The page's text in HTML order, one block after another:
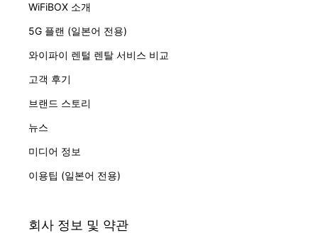
WiFiBOX 소개
5G 플랜 (일본어 전용)
와이파이 렌털 렌탈 서비스 비교
고객 후기
브랜드 스토리
뉴스
미디어 정보
이용팁 (일본어 전용)
회사 정보 및 약관